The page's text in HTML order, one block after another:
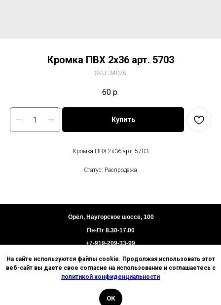
Кромка ПВХ 2х36 арт. 5703
SKU: 34078
60 р.
Купить
Кромка ПВХ 2х36 арт. 5703
Статус: Распродажа
На сайте используются файлы cookie. Продолжая использовать этот
веб-сайт вы даете свое согласие на использование и соглашаетесь с
политикой конфиденциальности
ОК
Политика конфиденциальности
Пользовательское соглашение
Орёл, Наугорское шоссе, 100
Пн-Пт 8.30-17.00
+7-919-209-33-99